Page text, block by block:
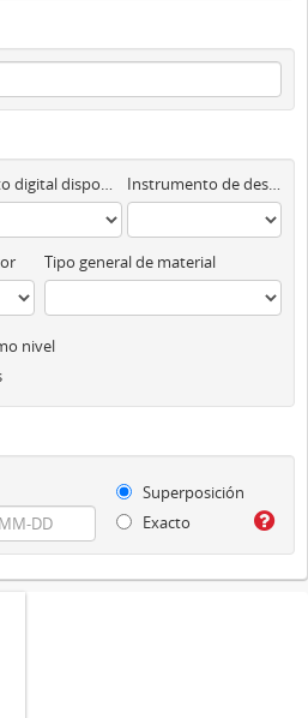
Objeto digital disponibles Instrumento de descripción
Tipo general de material
nivel
Superposición
Exacto